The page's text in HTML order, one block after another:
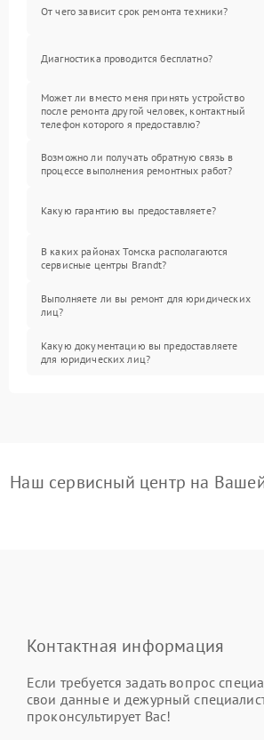
От чего зависит срок ремонта техники?
Диагностика проводится бесплатно?
Может ли вместо меня принять устройство
после ремонта другой человек, контактный
телефон которого я предоставлю?
Возможно ли получать обратную связь в
процессе выполнения ремонтных работ?
Какую гарантию вы предоставляете?
В каких районах Томска располагаются
сервисные центры Brandt?
Выполняете ли вы ремонт для юридических
лиц?
Какую документацию вы предоставляете
для юридических лиц?
Наш сервисный центр на
Контактная информация
Если требуется задать вопрос
свои данные и дежурный
проконсультирует Вас!